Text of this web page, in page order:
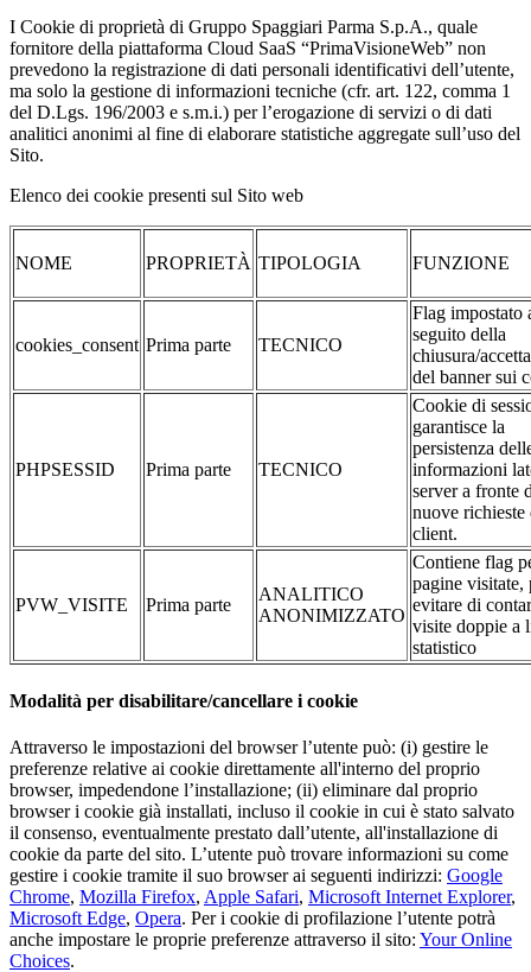
I Cookie di proprietà di Gruppo Spaggiari Parma S.p.A., quale
fornitore della piattaforma Cloud SaaS “PrimaVisioneWeb” non
prevedono la registrazione di dati personali identificativi dell’utente,
ma solo la gestione di informazioni tecniche (cfr. art. 122, comma 1
del D.Lgs. 196/2003 e s.m.i.) per l’erogazione di servizi o di dati
analitici anonimi al fine di elaborare statistiche aggregate sull’uso del
Sito.
Elenco dei cookie presenti sul Sito web
NOME PROPRIETÀ TIPOLOGIA FUNZIONE
cookies_consent Prima parte TECNICO
Flag impostato
seguito della
chiusura/
del banner sui
PHPSESSID Prima parte TECNICO
Cookie di
garantisce la
persistenza
informazioni
server a fronte
nuove richieste
client.
PVW_VISITE Prima parte
ANALITICO
ANONIMIZZATO
Contiene flag
pagine visitate,
evitare di
visite doppie a
statistico
Modalità per disabilitare/cancellare i cookie
Attraverso le impostazioni del browser l’utente può: (i) gestire le
preferenze relative ai cookie direttamente all'interno del proprio
browser, impedendone l’installazione; (ii) eliminare dal proprio
browser i cookie già installati, incluso il cookie in cui è stato salvato
il consenso, eventualmente prestato dall’utente, all'installazione di
cookie da parte del sito. L’utente può trovare informazioni su come
gestire i cookie tramite il suo browser ai seguenti indirizzi: Google
Chrome, Mozilla Firefox, Apple Safari, Microsoft Internet Explorer,
Microsoft Edge, Opera. Per i cookie di profilazione l’utente potrà
anche impostare le proprie preferenze attraverso il sito: Your Online
Choices.